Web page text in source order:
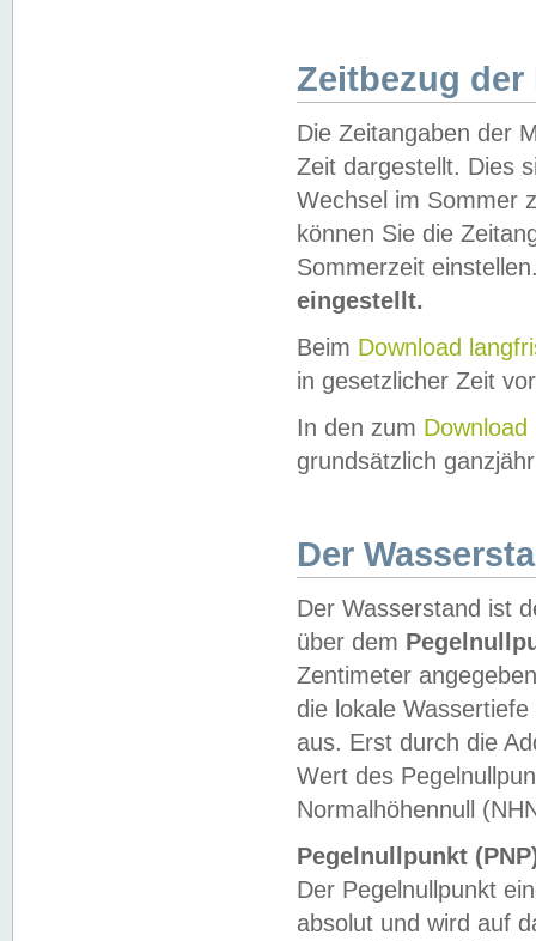
Zeitbezug der
Die Zeitangaben der
Zeit dargestellt. Dies
Wechsel im Sommer
können Sie die
Sommerzeit
eingestellt.
Beim Download
in gesetzlicher Zeit
In den zum Download
grundsätzlich
Der
Der Wasserstand ist
über dem
Zentimeter
die lokale
aus. Erst durch die
Wert des
Normalhöhennull
Pegelnullpunkt
Der Pegelnullpunkt
absolut und wird auf